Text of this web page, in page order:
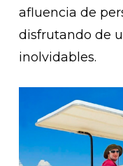
afluencia de
disfrutando de
inolvidables.